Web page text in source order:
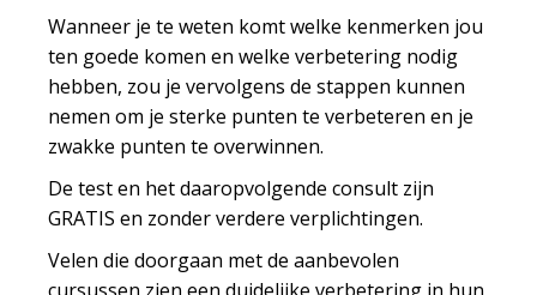
Wanneer je te weten komt welke kenmerken jou
ten goede komen en welke verbetering nodig
hebben, zou je vervolgens de stappen kunnen
nemen om je sterke punten te verbeteren en je
zwakke punten te overwinnen.
De test en het daaropvolgende consult zijn
GRATIS en zonder verdere verplichtingen.
Velen die doorgaan met de aanbevolen